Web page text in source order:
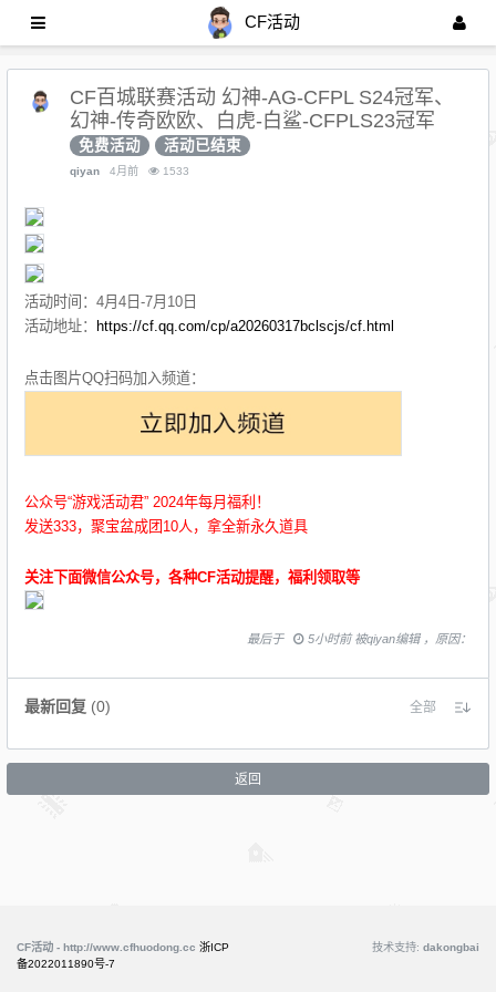
CF活动
CF百城联赛活动 幻神-AG-CFPL S24冠军、
幻神-传奇欧欧、白虎-白鲨-CFPLS23冠军
免费活动 活动已结束
qiyan 4月前 1533
活动时间：4月4日-7月10日
活动地址：
https://cf.qq.com/cp/a20260317bclscjs/cf.html
点击图片QQ扫码加入频道：
公众号“游戏活动君” 2024年每月福利！
发送333，聚宝盆成团10人，拿全新永久道具
关注下面微信公众号，各种CF活动提醒，福利领取等
最后于 5小时前 被qiyan编辑 ，原因：
最新回复 (0) 全部
返回
CF活动 - http://www.cfhuodong.cc 浙ICP
备2022011890号-7
技术支持: dakongbai